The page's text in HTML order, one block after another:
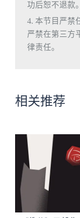
功后恕不退款。
4. 本节目严禁
严禁在第三方
律责任。
相关推荐